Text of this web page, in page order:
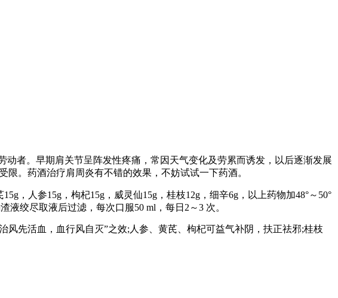
者。早期肩关节呈阵发性疼痛，常因天气变化及劳累而诱发，以后逐渐发展
。药酒治疗肩周炎有不错的效果，不妨试试一下药酒。
，人参15g，枸杞15g，威灵仙15g，桂枝12g，细辛6g，以上药物加48°～50°
液绞尽取液后过滤，每次口服50 ml，每日2～3 次。
先活血，血行风自灭”之效;人参、黄芪、枸杞可益气补阴，扶正祛邪;桂枝